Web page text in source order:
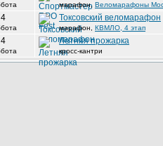
марафон, Веломарафоны
4
Токсовский веломарафон
марафон КВМЛО, 4 этап
4
Летняя прожарка
кросс-кантри